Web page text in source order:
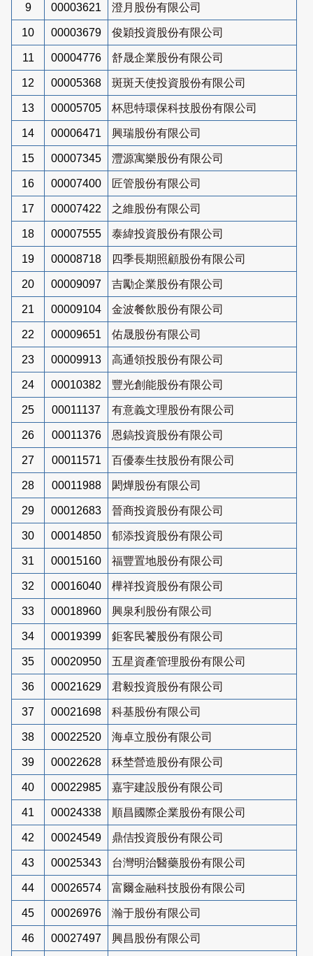
9 00003621 澄月股份有限公司
10 00003679 俊穎投資股份有限公司
11 00004776 舒晟企業股份有限公司
12 00005368 斑斑天使投資股份有限公司
13 00005705 杯思特環保科技股份有限公司
14 00006471 興瑞股份有限公司
15 00007345 灃源寓樂股份有限公司
16 00007400 匠管股份有限公司
17 00007422 之維股份有限公司
18 00007555 泰緯投資股份有限公司
19 00008718 四季長期照顧股份有限公司
20 00009097 吉勵企業股份有限公司
21 00009104 金波餐飲股份有限公司
22 00009651 佑晟股份有限公司
23 00009913 高通領投股份有限公司
24 00010382 豐光創能股份有限公司
25 00011137 有意義文理股份有限公司
26 00011376 恩鎬投資股份有限公司
27 00011571 百優泰生技股份有限公司
28 00011988 閎燁股份有限公司
29 00012683 晉商投資股份有限公司
30 00014850 郁添投資股份有限公司
31 00015160 福豐置地股份有限公司
32 00016040 樺祥投資股份有限公司
33 00018960 興泉利股份有限公司
34 00019399 鉅客民饕股份有限公司
35 00020950 五星資產管理股份有限公司
36 00021629 君毅投資股份有限公司
37 00021698 科基股份有限公司
38 00022520 海卓立股份有限公司
39 00022628 秝埜營造股份有限公司
40 00022985 嘉宇建設股份有限公司
41 00024338 順昌國際企業股份有限公司
42 00024549 鼎佶投資股份有限公司
43 00025343 台灣明治醫藥股份有限公司
44 00026574 富爾金融科技股份有限公司
45 00026976 瀚于股份有限公司
46 00027497 興昌股份有限公司